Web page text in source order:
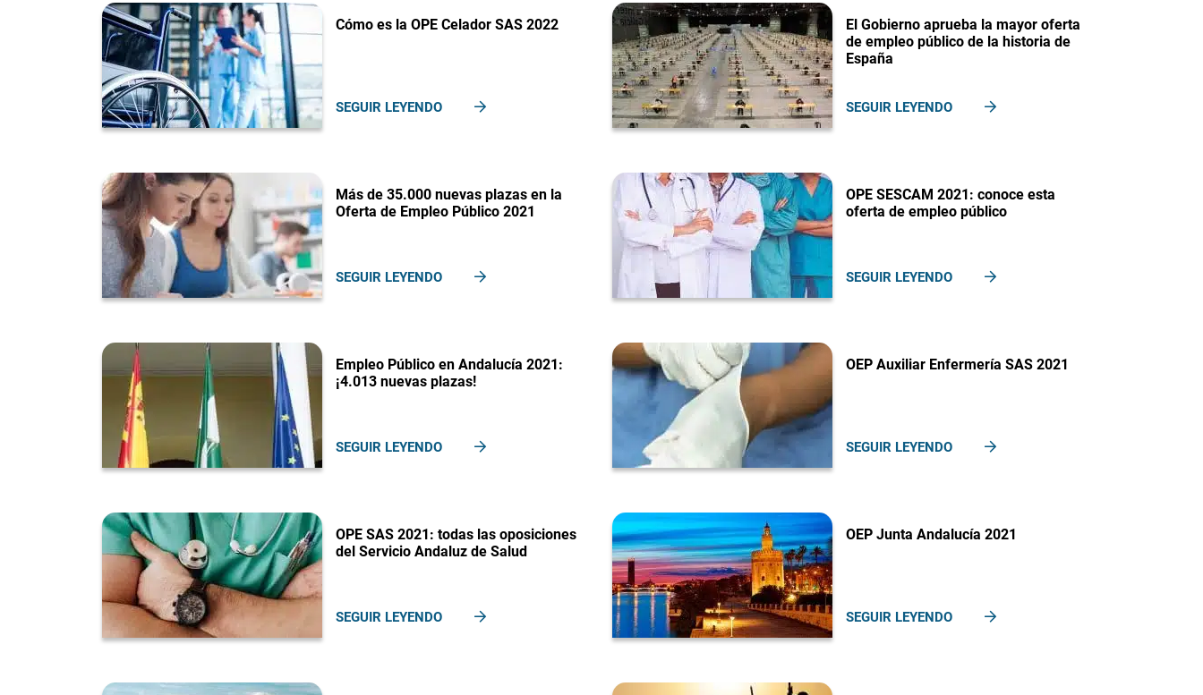
Cómo es la OPE Celador SAS 2022
SEGUIR LEYENDO
El Gobierno aprueba la mayor oferta
de empleo público de la historia de
España
SEGUIR LEYENDO
Más de 35.000 nuevas plazas en la
Oferta de Empleo Público 2021
SEGUIR LEYENDO
OPE SESCAM 2021: conoce esta
oferta de empleo público
SEGUIR LEYENDO
Empleo Público en Andalucía 2021:
¡4.013 nuevas plazas!
SEGUIR LEYENDO
OEP Auxiliar Enfermería SAS 2021
SEGUIR LEYENDO
OPE SAS 2021: todas las oposiciones
del Servicio Andaluz de Salud
SEGUIR LEYENDO
OEP Junta Andalucía 2021
SEGUIR LEYENDO